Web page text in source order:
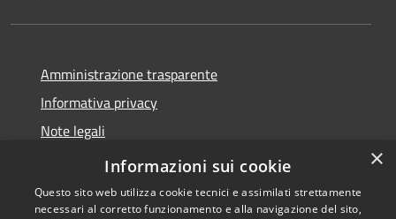
Amministrazione trasparente
Informativa privacy
Note legali
Dichiarazione di accessibilità
×
Informazioni sui cookie
Questo sito web utilizza cookie tecnici e assimilati strettamente
necessari al corretto funzionamento e alla navigazione del sito,